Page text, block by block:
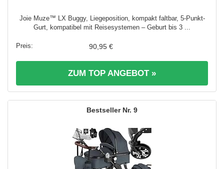
Joie Muze™ LX Buggy, Liegeposition, kompakt faltbar, 5-Punkt-
Gurt, kompatibel mit Reisesystemen – Geburt bis 3 ...
90,95 €
ZUM TOP ANGEBOT »
9